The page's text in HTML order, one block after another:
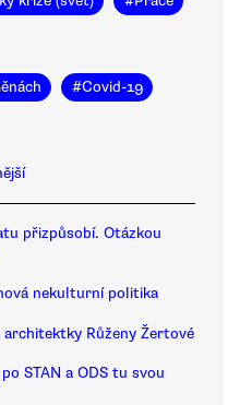
#Covid-19
přizpůsobí. Otázkou
nekulturní politika
Růženy Žertové
STAN a ODS tu svou